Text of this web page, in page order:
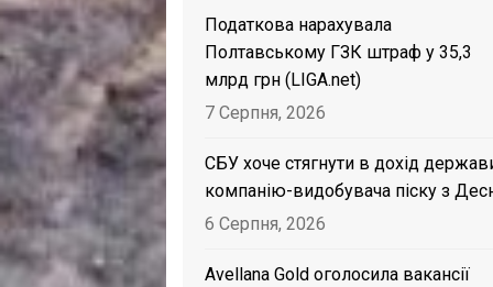
Податкова нарахувала
Полтавському ГЗК штраф у 35,3
млрд грн (LIGA.net)
7 Серпня, 2026
СБУ хоче стягнути в дохід
компанію-видобувача піску з
6 Серпня, 2026
Avellana Gold оголосила вакансії